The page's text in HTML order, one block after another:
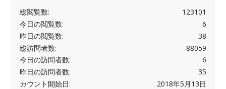
123101
総閲覧数:
6
今日の閲覧数:
38
昨日の閲覧数:
88059
総訪問者数:
6
今日の訪問者数:
35
昨日の訪問者数:
2018年5月13日
カウント開始日: